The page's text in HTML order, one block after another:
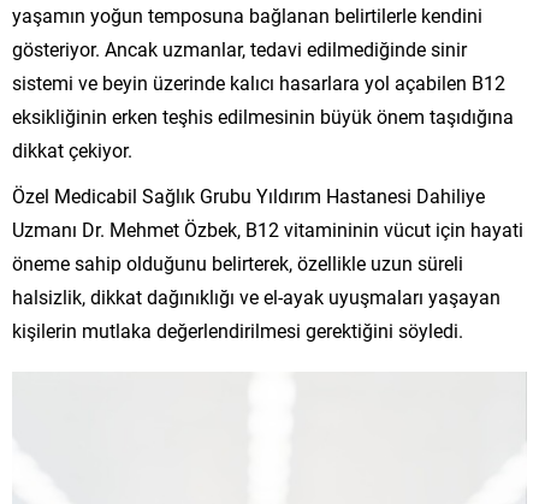
yaşamın yoğun temposuna bağlanan belirtilerle kendini
gösteriyor. Ancak uzmanlar, tedavi edilmediğinde sinir
sistemi ve beyin üzerinde kalıcı hasarlara yol açabilen B12
eksikliğinin erken teşhis edilmesinin büyük önem taşıdığına
dikkat çekiyor.
Özel Medicabil Sağlık Grubu Yıldırım Hastanesi Dahiliye
Uzmanı Dr. Mehmet Özbek, B12 vitamininin vücut için hayati
öneme sahip olduğunu belirterek, özellikle uzun süreli
halsizlik, dikkat dağınıklığı ve el-ayak uyuşmaları yaşayan
kişilerin mutlaka değerlendirilmesi gerektiğini söyledi.